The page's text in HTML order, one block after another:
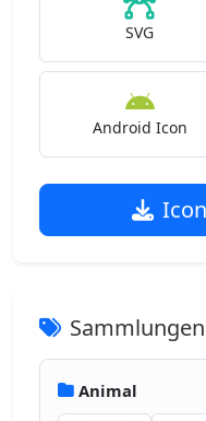
SVG
Android Icon
Sammlungen
Animal